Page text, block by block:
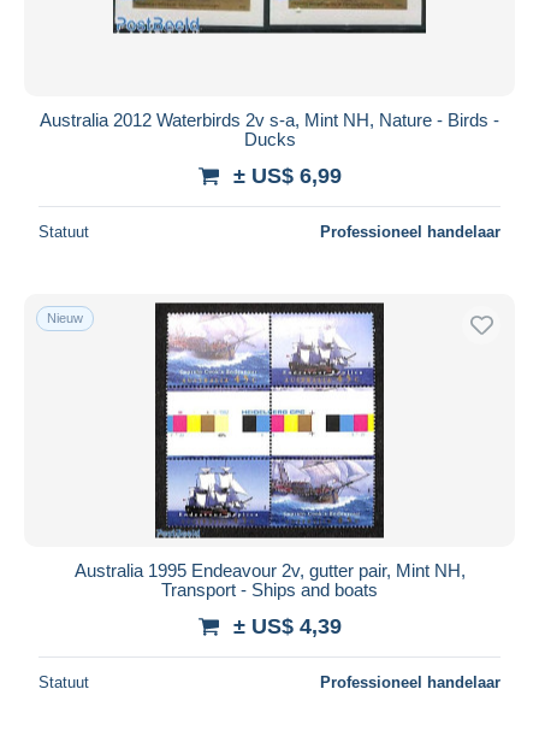
Australia 2012 Waterbirds 2v s-a, Mint NH, Nature - Birds -
Ducks
± US$ 6,99
Statuut Professioneel handelaar
Nieuw
Australia 1995 Endeavour 2v, gutter pair, Mint NH,
Transport - Ships and boats
± US$ 4,39
Statuut Professioneel handelaar